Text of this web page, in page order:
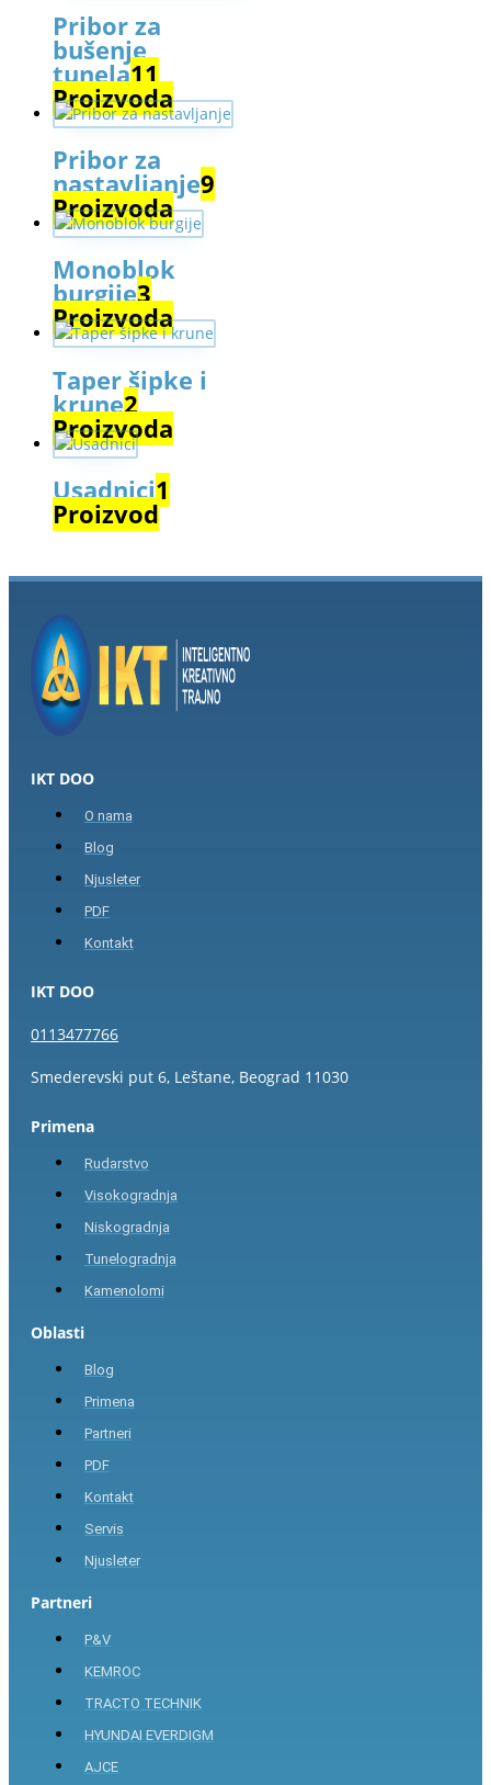
Pribor za
bušenje
tunela11
Proizvoda
Pribor za
nastavljanje9
Proizvoda
Monoblok
burgije3
Proizvoda
Taper šipke i
krune2
Proizvoda
Usadnici1
Proizvod
IKT DOO
O nama
Blog
Njusleter
PDF
Kontakt
IKT DOO
0113477766
Smederevski put 6, Leštane, Beograd 11030
Primena
Rudarstvo
Visokogradnja
Niskogradnja
Tunelogradnja
Kamenolomi
Oblasti
Blog
Primena
Partneri
PDF
Kontakt
Servis
Njusleter
Partneri
P&V
KEMROC
TRACTO TECHNIK
HYUNDAI EVERDIGM
AJCE